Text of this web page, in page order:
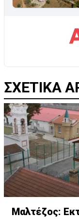
ΣΧΕΤΙΚΑ
Μαλτέζος: